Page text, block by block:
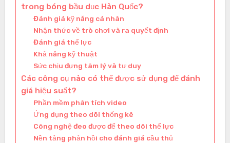
trong bóng bầu dục Hàn Quốc?
Đánh giá kỹ năng cá nhân
Nhận thức về trò chơi và ra quyết định
Đánh giá thể lực
Khả năng kỹ thuật
Sức chịu đựng tâm lý và tư duy
Các công cụ nào có thể được sử dụng để đánh
giá hiệu suất?
Phần mềm phân tích video
Ứng dụng theo dõi thống kê
Công nghệ đeo được để theo dõi thể lực
Nền tảng phản hồi cho đánh giá cầu thủ